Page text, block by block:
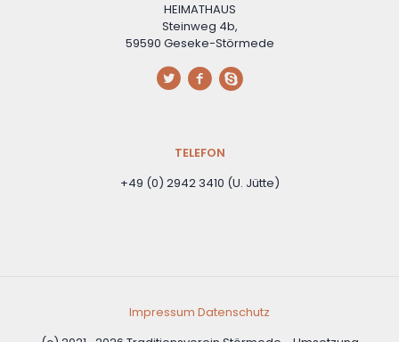
HEIMATHAUS
Steinweg 4b,
59590 Geseke-Störmede
TELEFON
+49 (0) 2942 3410 (U. Jütte)
Impressum Datenschutz